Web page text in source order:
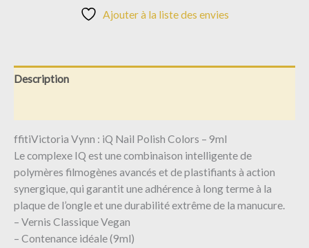
Ajouter à la liste des envies
Description
ffitiVictoria Vynn : iQ Nail Polish Colors – 9ml
Le complexe IQ est une combinaison intelligente de
polymères filmogènes avancés et de plastifiants à action
synergique, qui garantit une adhérence à long terme à la
plaque de l’ongle et une durabilité extrême de la manucure.
– Vernis Classique Vegan
– Contenance idéale (9ml)